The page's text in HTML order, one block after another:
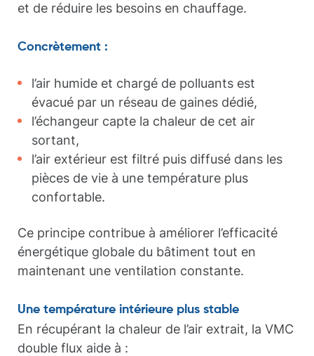
et de réduire les besoins en chauffage.
Concrètement :
l’air humide et chargé de polluants est
évacué par un réseau de gaines dédié,
l’échangeur capte la chaleur de cet air
sortant,
l’air extérieur est filtré puis diffusé dans les
pièces de vie à une température plus
confortable.
Ce principe contribue à améliorer l’efficacité
énergétique globale du bâtiment tout en
maintenant une ventilation constante.
Une température intérieure plus stable
En récupérant la chaleur de l’air extrait, la VMC
double flux aide à :